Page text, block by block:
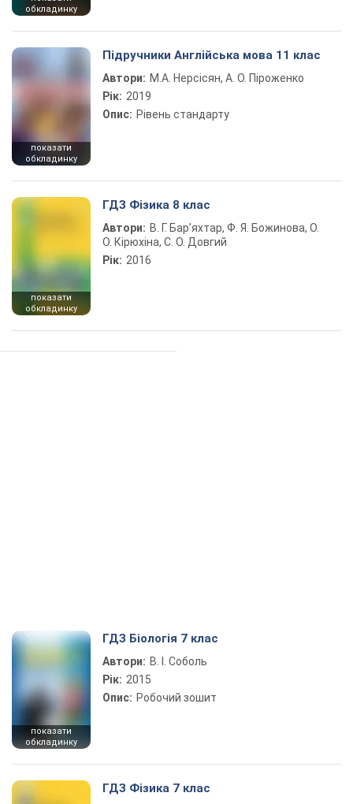
обкладинку
показати
обкладинку
Підручники Англійська мова 11 клас
Автори: М.А. Нерсісян, А. О. Піроженко
Рік: 2019
Опис: Рівень стандарту
показати
обкладинку
ГДЗ Фізика 8 клас
Автори: В. Г. Бар’яхтар, Ф. Я. Божинова, О.
О. Кірюхіна, С. О. Довгий
Рік: 2016
показати
обкладинку
ГДЗ Біологія 7 клас
Автори: В. І. Соболь
Рік: 2015
Опис: Робочий зошит
ГДЗ Фізика 7 клас